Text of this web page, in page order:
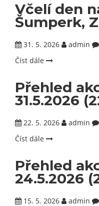
Včelí den
Šumperk,
31. 5. 2026 admin
Číst dále
Přehled
31.5.2026
22. 5. 2026 admin
Číst dále
Přehled
24.5.2026
15. 5. 2026 admin